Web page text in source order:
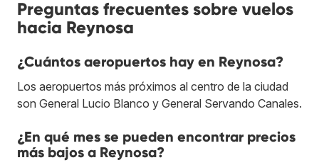
Preguntas frecuentes sobre vuelos
hacia Reynosa
¿Cuántos aeropuertos hay en Reynosa?
Los aeropuertos más próximos al centro de la ciudad
son General Lucio Blanco y General Servando Canales.
¿En qué mes se pueden encontrar precios
más bajos a Reynosa?